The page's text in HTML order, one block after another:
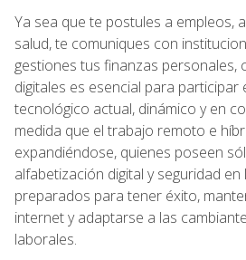
Ya sea que te postules a empleos,
salud, te comuniques con
gestiones tus finanzas personales,
digitales es esencial para participar
tecnológico actual, dinámico y en
medida que el trabajo remoto e
expandiéndose, quienes poseen
alfabetización digital y seguridad
preparados para tener éxito,
internet y adaptarse a las
laborales.